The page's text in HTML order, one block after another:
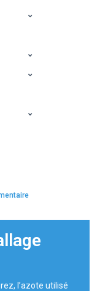
l’azote utilisé